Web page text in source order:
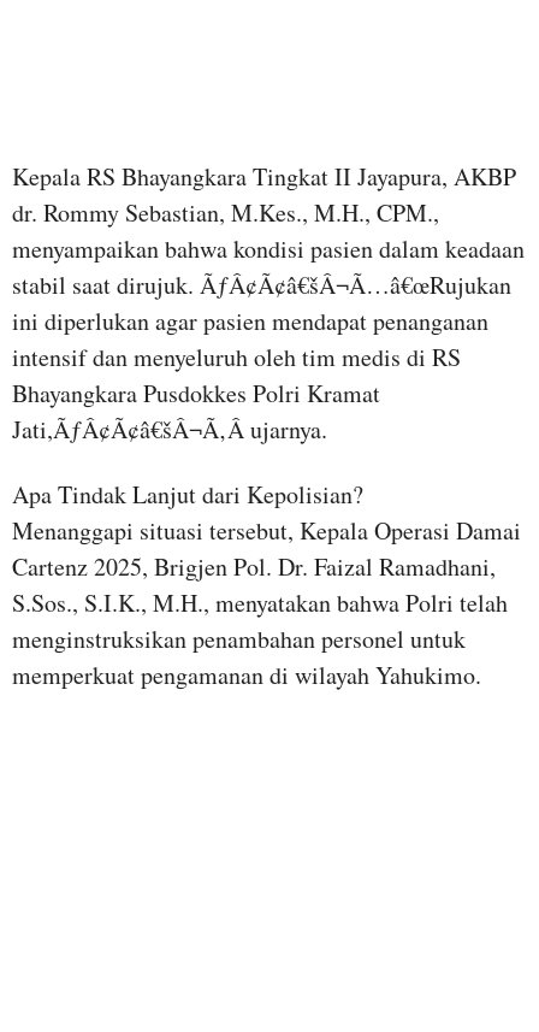
Kepala RS Bhayangkara Tingkat II Jayapura, AKBP
dr. Rommy Sebastian, M.Kes., M.H., CPM.,
menyampaikan bahwa kondisi pasien dalam keadaan
stabil saat dirujuk. ÃƒÂ¢Ã¢â€šÂ¬Ã…â€œRujukan
ini diperlukan agar pasien mendapat penanganan
intensif dan menyeluruh oleh tim medis di RS
Bhayangkara Pusdokkes Polri Kramat
Jati,ÃƒÂ¢Ã¢â€šÂ¬Ã‚Â ujarnya.
Apa Tindak Lanjut dari Kepolisian?
Menanggapi situasi tersebut, Kepala Operasi Damai
Cartenz 2025, Brigjen Pol. Dr. Faizal Ramadhani,
S.Sos., S.I.K., M.H., menyatakan bahwa Polri telah
menginstruksikan penambahan personel untuk
memperkuat pengamanan di wilayah Yahukimo.